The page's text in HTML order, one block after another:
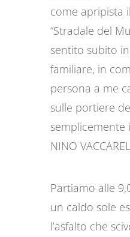
come apripista
“Stradale del
sentito subito
familiare, in
persona a me
sulle portiere
semplicemente
NINO
Partiamo alle
un caldo sole
l’asfalto che